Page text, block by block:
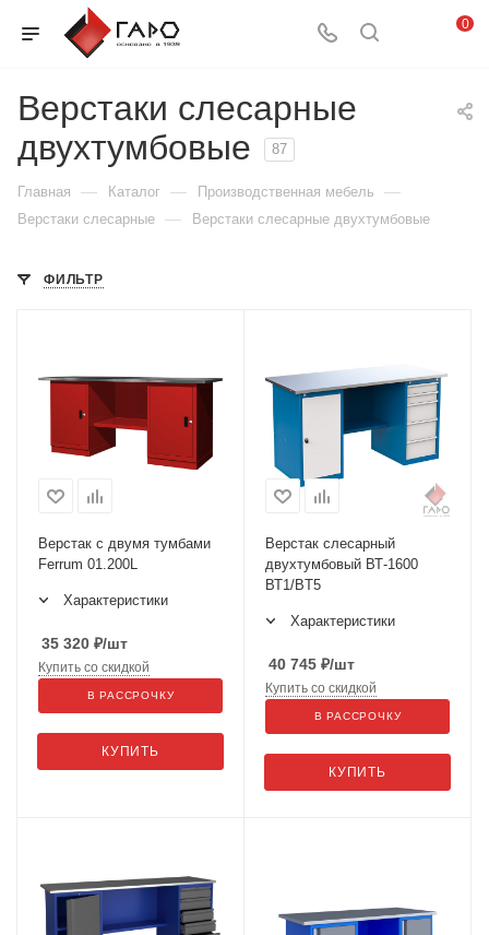
0
Верстаки слесарные
двухтумбовые
87
Главная — Каталог — Производственная мебель —
Верстаки слесарные — Верстаки слесарные двухтумбовые
ФИЛЬТР
Верстак с двумя тумбами
Ferrum 01.200L
Характеристики
35 320 ₽/шт
КУПИТЬ
Купить со скидкой
В РАССРОЧКУ
Верстак слесарный
двухтумбовый ВТ-1600
ВТ1/BT5
Характеристики
40 745 ₽/шт
КУПИТЬ
Купить со скидкой
В РАССРОЧКУ